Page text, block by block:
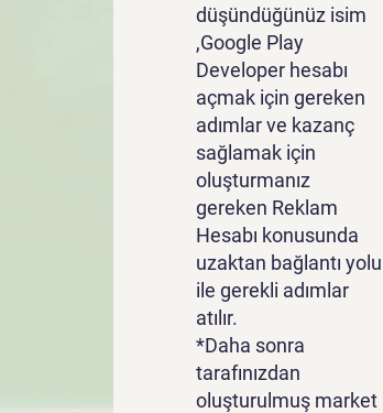
düşündüğünüz isim
,Google Play
Developer hesabı
açmak için gereken
adımlar ve kazanç
sağlamak için
oluşturmanız
gereken Reklam
Hesabı konusunda
uzaktan bağlantı yolu
ile gerekli adımlar
atılır.
*Daha sonra
tarafınızdan
oluşturulmuş market